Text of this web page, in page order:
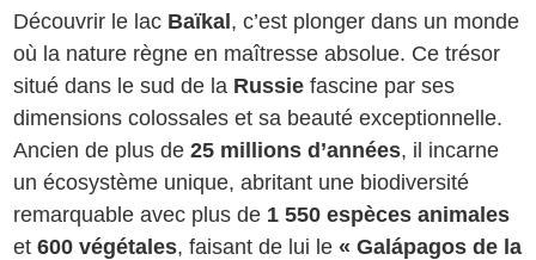
Découvrir le lac Baïkal, c’est plonger dans un monde
où la nature règne en maîtresse absolue. Ce trésor
situé dans le sud de la Russie fascine par ses
dimensions colossales et sa beauté exceptionnelle.
Ancien de plus de25 millions d’années, il incarne
un écosystème unique, abritant une biodiversité
remarquable avec plus de 1 550 espèces animales
et600 végétales, faisant de lui le« Galápagos de la